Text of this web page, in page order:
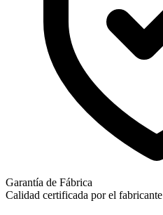
Garantía de Fábrica
Calidad certificada por el fabricante